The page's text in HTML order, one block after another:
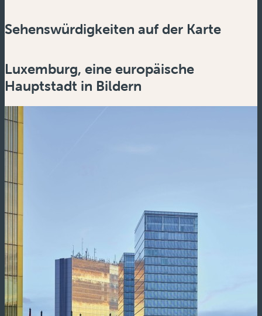
Sehenswürdigkeiten auf der Karte
Zoom
Zoom
Luxemburg, eine europäische
Hauptstadt in Bildern